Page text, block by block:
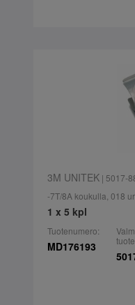
3M UNITEK| 5017-
-7T/8A koukulla, 018
1 x 5 kpl
Tuotenumero:
MD176193